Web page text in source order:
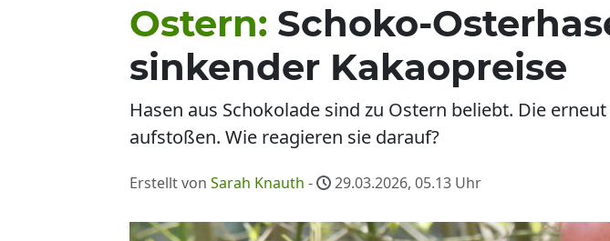
Ostern: Schoko-
sinkender Kakaopreise
Hasen aus Schokolade sind zu Ostern beliebt. Die
aufstoßen. Wie reagieren sie darauf?
Erstellt von Sarah Knauth - 29.03.2026, 05.13 Uhr